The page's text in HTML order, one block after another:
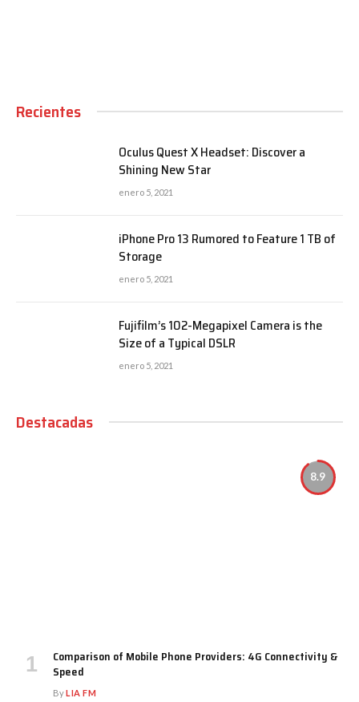
Recientes
Oculus Quest X Headset: Discover a
Shining New Star
enero 5, 2021
iPhone Pro 13 Rumored to Feature 1 TB of
Storage
enero 5, 2021
Fujifilm’s 102-Megapixel Camera is the
Size of a Typical DSLR
enero 5, 2021
Destacadas
8.9
Comparison of Mobile Phone Providers: 4G Connectivity &
Speed
ByLIA FM